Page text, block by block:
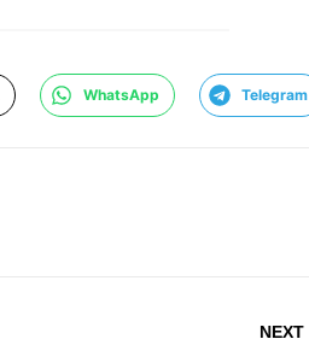
WhatsApp Telegram
NEXT